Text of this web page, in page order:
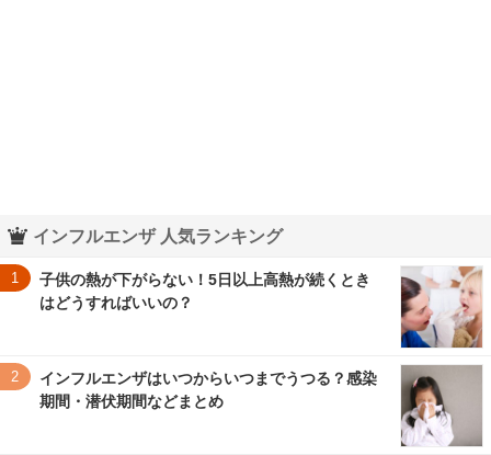
インフルエンザ 人気ランキング
1
子供の熱が下がらない！5日以上高熱が続くとき
はどうすればいいの？
2
インフルエンザはいつからいつまでうつる？感染
期間・潜伏期間などまとめ